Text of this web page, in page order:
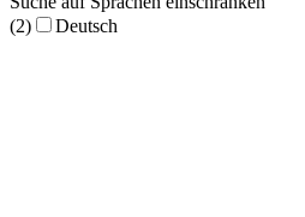
(2)
Deutsch